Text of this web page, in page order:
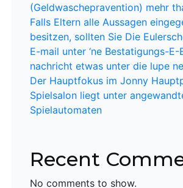
(Geldwaschepravention) mehr
Falls Eltern alle Aussagen
besitzen, sollten Sie Die
E-mail unter ‘ne Bestatigungs-
nachricht etwas unter die lupe
Der Hauptfokus im Jonny
Spielsalon liegt unter
Spielautomaten
Recent
No comments to show.